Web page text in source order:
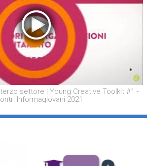
settore | Young Creative Toolkit #1 -
Informagiovani 2021